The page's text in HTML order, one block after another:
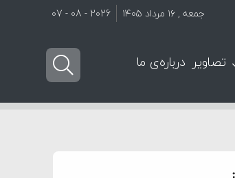
جمعه , ۱۶ مرداد ۱۴۰۵ 2026 - 08 - 07
تصاویر درباره‌ی ما